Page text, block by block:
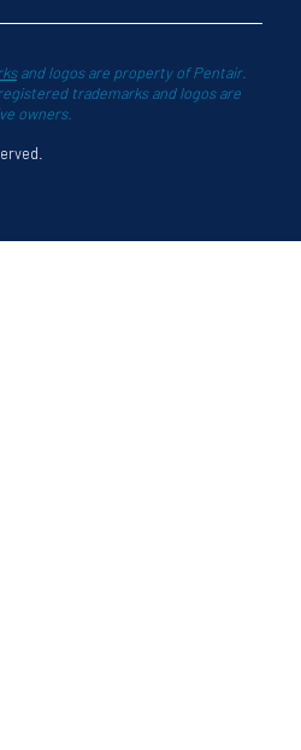
and logos are property of Pentair.
trademarks and logos are
owners.